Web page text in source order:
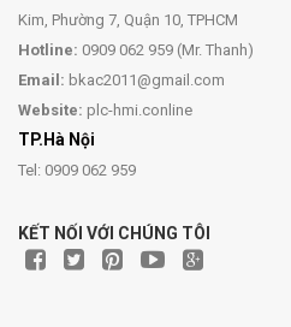
Kim, Phường 7, Quận 10, TPHCM
Hotline: 0909 062 959 (Mr. Thanh)
Email: bkac2011@gmail.com
Website: plc-hmi.conline
TP.Hà Nội
Tel: 0909 062 959
KẾT NỐI VỚI CHÚNG TÔI